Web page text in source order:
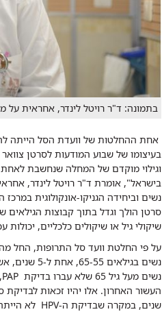
בתמונה: ד"ר רויטל לינדר, אחראית
אחת ההחלטות של וועדת הסל הייתה
בעיצומו של שבוע המודעות לסרטן
וגילוי מוקדם של המחלה שנחשבת לאחת
בישראל", אומרת ד"ר רויטל לינדר,
נשים וביחידה הגניקו-אונקולוגית
סרטן הולך וגדל בתוך קבוצות
שיקולי גיל או שיקולים כלכליים,
על פי החלטת וועד סל התרופות, החל
נשים
שנים, במקרה שבדיקת ה-HPV לא הייתה תקינה.